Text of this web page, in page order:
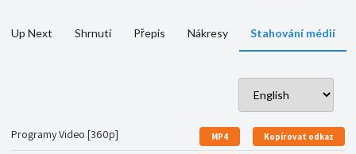
Up Next Shrnutí Přepis Nákresy Stahování médií
Programy Video [360p] MP4 Kopírovat odkaz